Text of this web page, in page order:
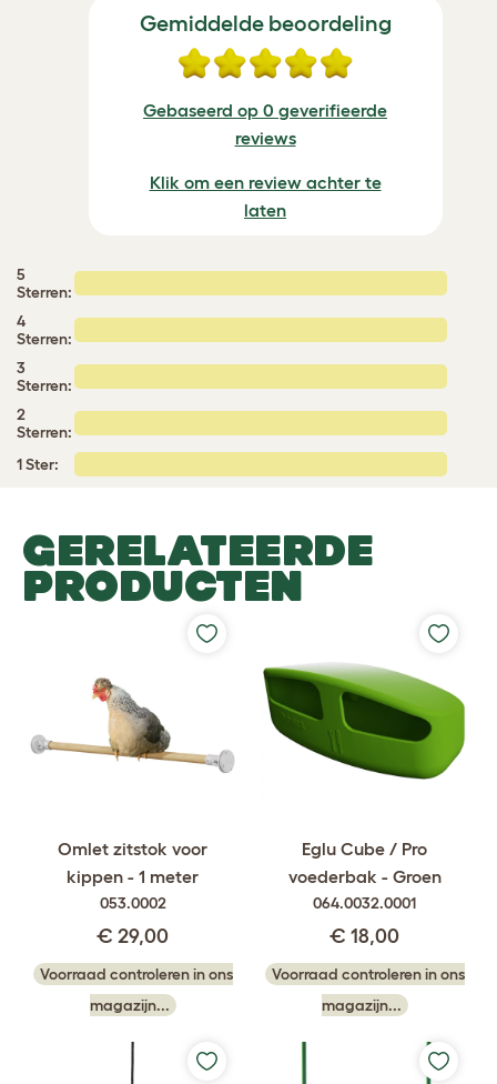
Gemiddelde beoordeling
Gebaseerd op 0 geverifieerde
reviews
Klik om een review achter te
laten
5
Sterren:
4
Sterren:
3
Sterren:
2
Sterren:
1 Ster:
GERELATEERDE
PRODUCTEN
Omlet zitstok voor
kippen - 1 meter
053.0002
€ 29,00
Voorraad controleren in ons
magazijn...
Eglu Cube / Pro
voederbak - Groen
064.0032.0001
€ 18,00
Voorraad controleren in ons
magazijn...